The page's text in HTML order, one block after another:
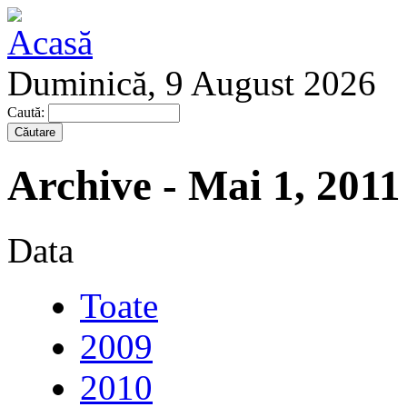
Duminică, 9 August 2026
Caută:
Archive - Mai 1, 2011
Data
Toate
2009
2010